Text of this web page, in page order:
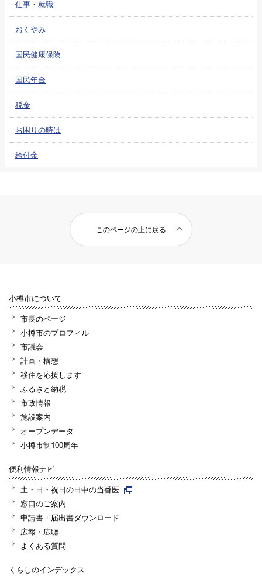
仕事・就職
おくやみ
国民健康保険
国民年金
税金
お困りの時は
給付金
このページの上に戻る
小樽市について
市長のページ
小樽市のプロフィル
市議会
計画・構想
移住を応援します
ふるさと納税
市政情報
施設案内
オープンデータ
小樽市制100周年
便利情報ナビ
土・日・祝日の日中の当番医
窓口のご案内
申請書・届出書ダウンロード
広報・広聴
よくある質問
くらしのインデックス